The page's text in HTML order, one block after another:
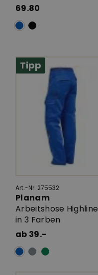
69.80
Tipp
Art.-Nr. 275532
Planam
Arbeitshose Highline
in 3 Farben
ab 39.-